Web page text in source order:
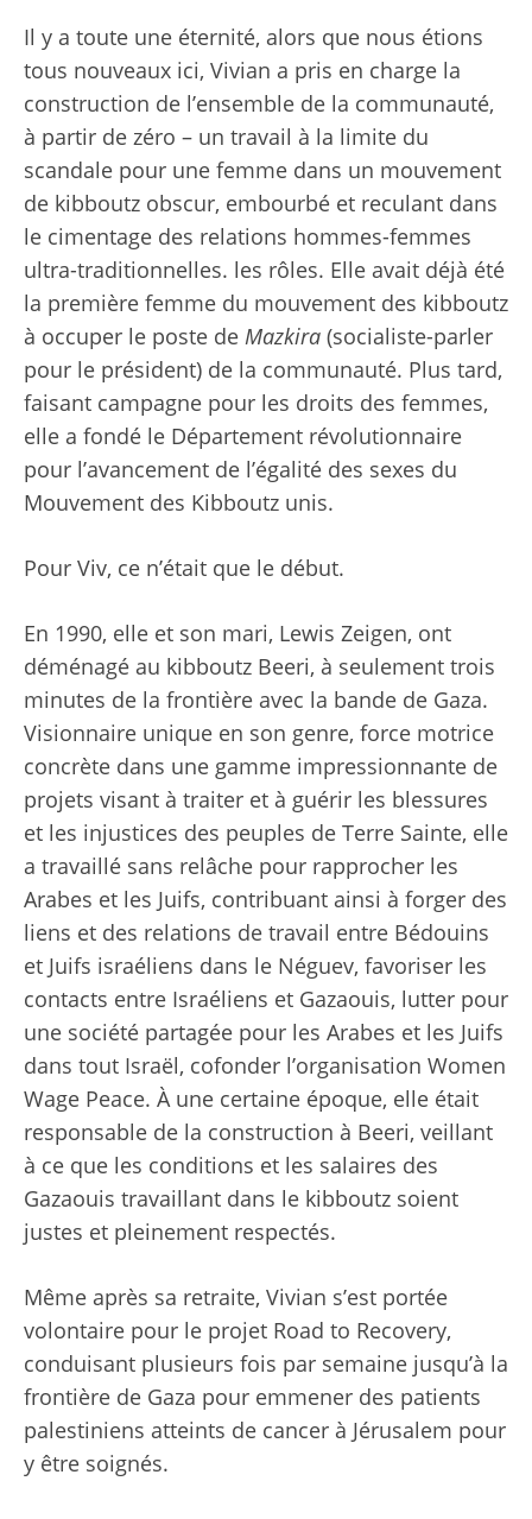
Il y a toute une éternité, alors que nous étions
tous nouveaux ici, Vivian a pris en charge la
construction de l’ensemble de la communauté,
à partir de zéro – un travail à la limite du
scandale pour une femme dans un mouvement
de kibboutz obscur, embourbé et reculant dans
le cimentage des relations hommes-femmes
ultra-traditionnelles. les rôles. Elle avait déjà été
la première femme du mouvement des kibboutz
à occuper le poste de Mazkira (socialiste-parler
pour le président) de la communauté. Plus tard,
faisant campagne pour les droits des femmes,
elle a fondé le Département révolutionnaire
pour l’avancement de l’égalité des sexes du
Mouvement des Kibboutz unis.
Pour Viv, ce n’était que le début.
En 1990, elle et son mari, Lewis Zeigen, ont
déménagé au kibboutz Beeri, à seulement trois
minutes de la frontière avec la bande de Gaza.
Visionnaire unique en son genre, force motrice
concrète dans une gamme impressionnante de
projets visant à traiter et à guérir les blessures
et les injustices des peuples de Terre Sainte, elle
a travaillé sans relâche pour rapprocher les
Arabes et les Juifs, contribuant ainsi à forger des
liens et des relations de travail entre Bédouins
et Juifs israéliens dans le Néguev, favoriser les
contacts entre Israéliens et Gazaouis, lutter pour
une société partagée pour les Arabes et les Juifs
dans tout Israël, cofonder l’organisation Women
Wage Peace. À une certaine époque, elle était
responsable de la construction à Beeri, veillant
à ce que les conditions et les salaires des
Gazaouis travaillant dans le kibboutz soient
justes et pleinement respectés.
Même après sa retraite, Vivian s’est portée
volontaire pour le projet Road to Recovery,
conduisant plusieurs fois par semaine jusqu’à la
frontière de Gaza pour emmener des patients
palestiniens atteints de cancer à Jérusalem pour
y être soignés.